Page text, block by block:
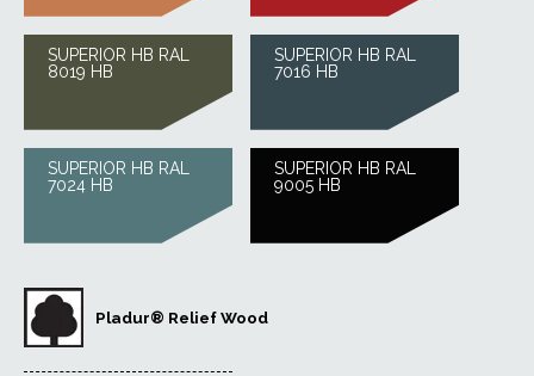
SUPERIOR HB RAL
8019 HB
SUPERIOR HB RAL
7016 HB
SUPERIOR HB RAL
7024 HB
SUPERIOR HB RAL
9005 HB
Pladur® Relief Wood